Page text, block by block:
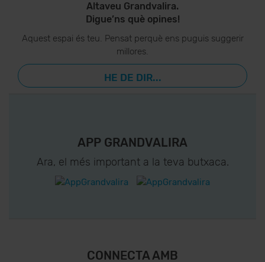
Altaveu Grandvalira.
Digue’ns què opines!
Aquest espai és teu. Pensat perquè ens puguis suggerir
millores.
HE DE DIR...
APP GRANDVALIRA
Ara, el més important a la teva butxaca.
CONNECTA AMB